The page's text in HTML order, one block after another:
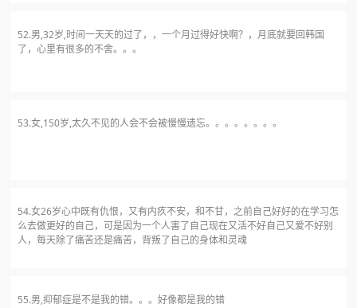
52.男,32岁,时间一天天的过了，，一个月过得好快啊？，月底就要回韩国
了，心里有很多的不舍。。。
53.女,150岁,太久不见的人会不会被慢慢遗忘。。。。。。。。
54.女26岁心中既有仇恨，又有内疚不安，和不甘，之前自己好好的在学习怎
么去做更好的自己，可是因为一个人害了自己现在又活不好自己又爱不好别
人，每天除了痛苦还是痛苦，背叛了自己的身体和灵魂
55.男,抑郁症是不是我的错。。。好像都是我的错